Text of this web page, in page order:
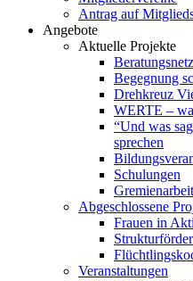
Antrag auf
Angebote
Aktuelle Projekte
Begegnung
Drehkreuz
WERTE –
“Und was
sprechen
Schulungen
Gremienarbeit
Abgeschlossene
Frauen in
Veranstaltungen